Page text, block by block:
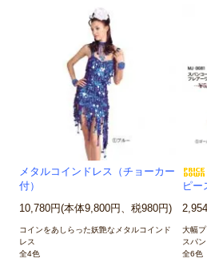
メタルコインドレス（チョーカー
付）
10,780円(本体9,800円、税980円)
コインをあしらった妖艶なメタルコインド
レス
全4色
ピー
大幅
スパ
全6色